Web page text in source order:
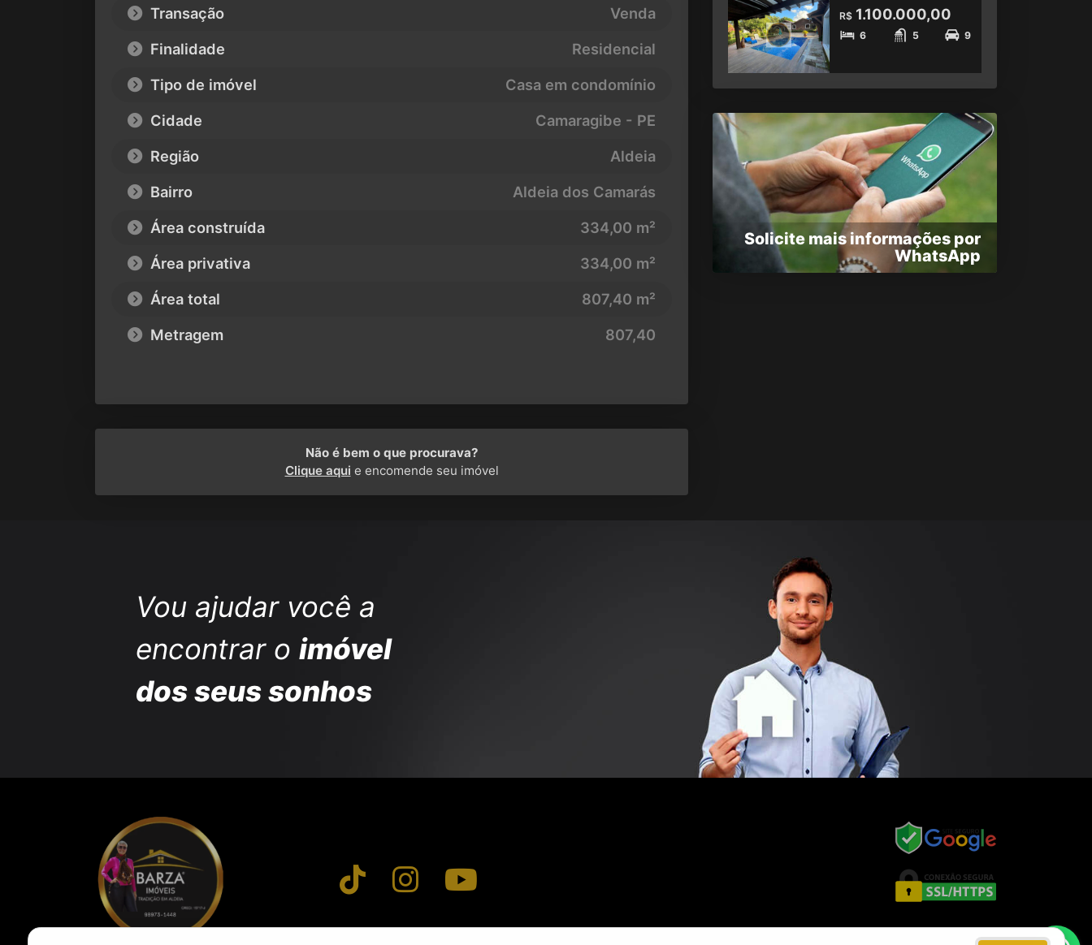
Transação
Venda
Finalidade
Residencial
Tipo de imóvel
Casa em condomínio
Cidade
Camaragibe - PE
Região
Aldeia
Bairro
Aldeia dos Camarás
Área construída
334,00 m²
Área privativa
334,00 m²
Área total
807,40 m²
Metragem
807,40
Não é bem o que procurava?
Clique aqui e encomende seu imóvel
R$1.100.000,00
6 5 9
Solicite mais informações por
WhatsApp
Vou ajudar você a
encontrar o imóvel
dos seus sonhos